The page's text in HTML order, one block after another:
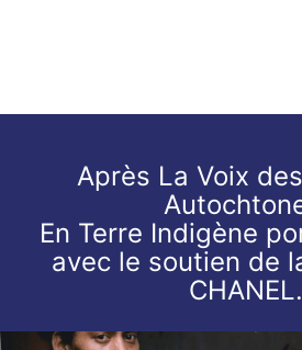
Après La Voix
En Terre Indigène
avec le soutien de
CHANEL.